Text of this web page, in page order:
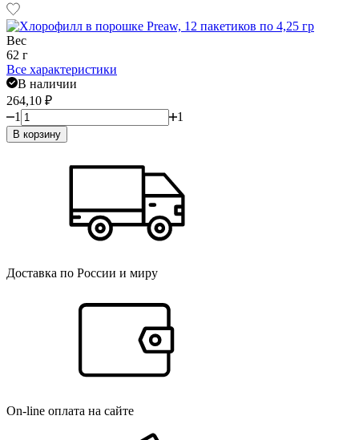
Вес
62 г
Все характеристики
В наличии
264,10 ₽
1
1
В корзину
Доставка по России и миру
On-line оплата на сайте